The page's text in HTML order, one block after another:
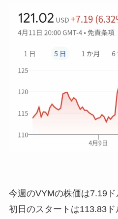
今週のVYMの株価は7.19
初日のスタートは113.83